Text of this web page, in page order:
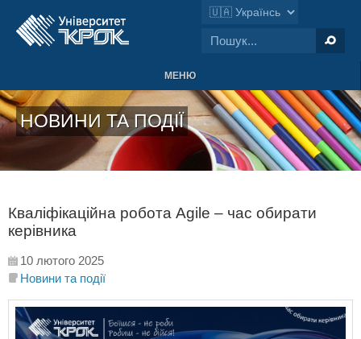
МЕНЮ
НОВИНИ ТА ПОДІЇ
Кваліфікаційна робота Agile – час обирати
керівника
10 лютого 2025
Новини та події